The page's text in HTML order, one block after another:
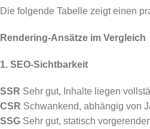
Die folgende Tabelle zeigt einen
Rendering-Ansätze im Vergleich
1. SEO-Sichtbarkeit
SSR Sehr gut, Inhalte liegen
CSR Schwankend, abhängig von
SSG Sehr gut, statisch